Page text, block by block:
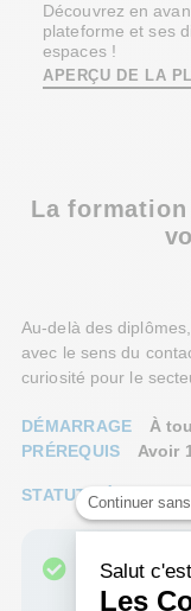
Découvrez en
plateforme et ses
espaces !
APERÇU DE LA
La
Au-delà des
avec le sens du
curiosité pour le
DÉMARRAGE
À
PRÉREQUIS
Avoir
STATUTS ÉLIGIBLES